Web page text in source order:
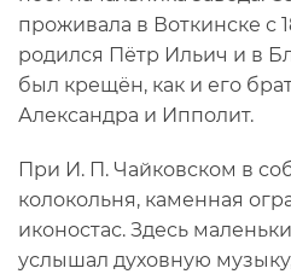
проживала в Воткинске с
родился Пётр Ильич и в
был крещён, как и его
Александра и Ипполит.
При И. П. Чайковском в
колокольня, каменная
иконостас. Здесь
услышал духовную